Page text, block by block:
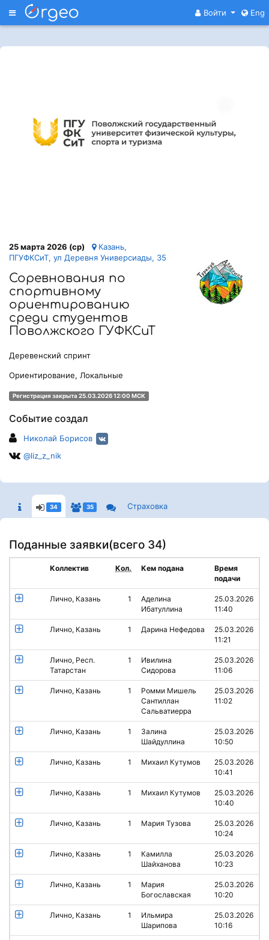
Меню Войти Eng
25 марта 2026 (ср)
Казань,
ПГУФКСиТ, ул Деревня Универсиады, 35
Соревнования по
спортивному
ориентированию
среди студентов
Поволжского ГУФКСиТ
Деревенский спринт
Ориентирование, Локальные
Регистрация закрыта 25.03.2026 12:00 МСК
Событие создал
Николай Борисов
@liz_z_nik
34 35 Страховка
Поданные заявки(всего 34)
Коллектив Кол. Кем подана
Время
подачи
Лично, Казань 1
Аделина
Ибатуллина
25.03.2026
11:40
Лично, Казань 1 Дарина Нефедова
25.03.2026
11:21
Лично, Респ.
Татарстан
1
Ивилина
Сидорова
25.03.2026
11:06
Лично, Казань 1
Ромми Мишель
Сантиллан
Сальватиерра
25.03.2026
11:02
Лично, Казань 1
Залина
Шайдуллина
25.03.2026
10:50
Лично, Казань 1 Михаил Кутумов
25.03.2026
10:41
Лично, Казань 1 Михаил Кутумов
25.03.2026
10:40
Лично, Казань 1 Мария Тузова
25.03.2026
10:24
Лично, Казань 1
Камилла
Шайханова
25.03.2026
10:23
Лично, Казань 1
Мария
Богославская
25.03.2026
10:20
Лично, Казань 1
Ильмира
Шарипова
25.03.2026
10:16